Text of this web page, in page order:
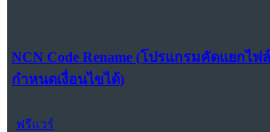
NCN Code Rename (โปรแกรมคัดแยกไฟ
กำหนดเงื่อนไขได้)
ฟรีแวร์